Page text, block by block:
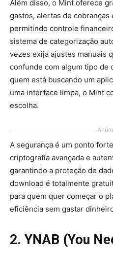
Além disso, o Mint oferece
gastos, alertas de
permitindo controle
sistema de categorização
vezes exija ajustes manuais
confunde com algum tipo de
quem está buscando um
uma interface limpa, o Mint
escolha.
A segurança é um ponto
criptografia avançada e
garantindo a proteção de
download é totalmente
para quem quer começar o
eficiência sem gastar
2. YNAB (You